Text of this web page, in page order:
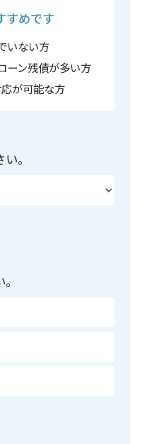
すめです
いない方
ーン残債が多い方
が可能な方
。